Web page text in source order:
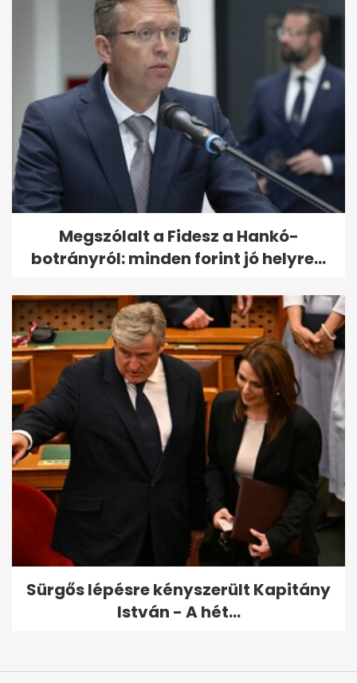
Megszólalt a Fidesz a Hankó-
botrányról: minden forint jó helyre...
Sürgős lépésre kényszerült Kapitány
István - A hét...